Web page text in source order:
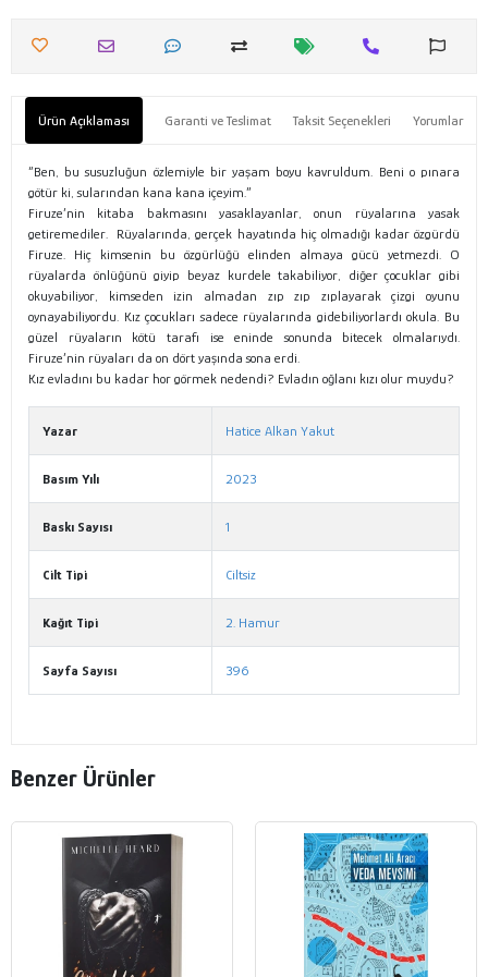
Ürün Açıklaması Garanti ve Teslimat Taksit Seçenekleri Yorumlar
“Ben, bu susuzluğun özlemiyle bir yaşam boyu kavruldum. Beni o pınara
götür ki, sularından kana kana içeyim.”
Firuze’nin kitaba bakmasını yasaklayanlar, onun rüyalarına yasak
getiremediler. Rüyalarında, gerçek hayatında hiç olmadığı kadar özgürdü
Firuze. Hiç kimsenin bu özgürlüğü elinden almaya gücü yetmezdi. O
rüyalarda önlüğünü giyip beyaz kurdele takabiliyor, diğer çocuklar gibi
okuyabiliyor, kimseden izin almadan zıp zıp zıplayarak çizgi oyunu
oynayabiliyordu. Kız çocukları sadece rüyalarında gidebiliyorlardı okula. Bu
güzel rüyaların kötü tarafı ise eninde sonunda bitecek olmalarıydı.
Firuze’nin rüyaları da on dört yaşında sona erdi.
Kız evladını bu kadar hor görmek nedendi? Evladın oğlanı kızı olur muydu?
Yazar Hatice Alkan Yakut
Basım Yılı 2023
Baskı Sayısı 1
Cilt Tipi Ciltsiz
Kağıt Tipi 2. Hamur
Sayfa Sayısı 396
Benzer Ürünler